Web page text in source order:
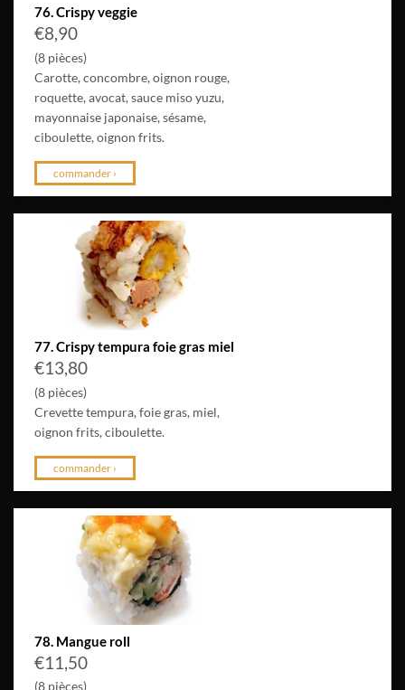
76. Crispy veggie
€8,90
(8 pièces)
Carotte, concombre, oignon rouge,
roquette, avocat, sauce miso yuzu,
mayonnaise japonaise, sésame,
ciboulette, oignon frits.
commander ›
77. Crispy tempura foie gras miel
€13,80
(8 pièces)
Crevette tempura, foie gras, miel,
oignon frits, ciboulette.
commander ›
78. Mangue roll
€11,50
(8 pièces)